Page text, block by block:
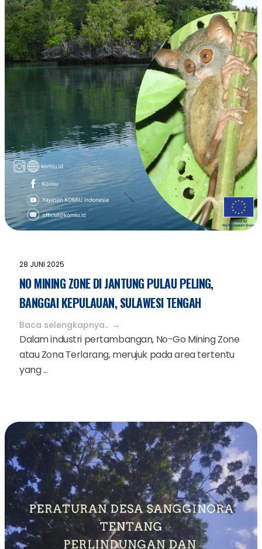
28 JUNI 2025
NO MINING ZONE DI JANTUNG PULAU PELING,
BANGGAI KEPULAUAN, SULAWESI TENGAH
Baca selengkapnya..
Dalam industri pertambangan, No-Go Mining Zone
atau Zona Terlarang, merujuk pada area tertentu
yang ...